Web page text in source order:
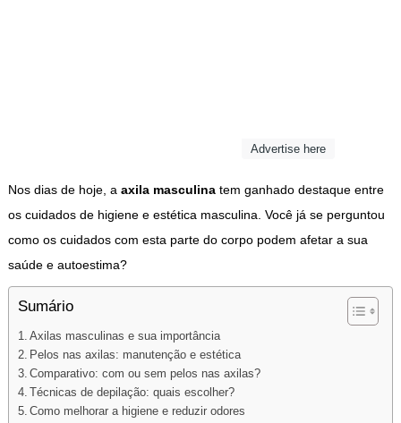
Advertise here
Nos dias de hoje, a axila masculinatem ganhado destaque entre
os cuidados de higiene e estética masculina. Você já se perguntou
como os cuidados com esta parte do corpo podem afetar a sua
saúde e autoestima?
Sumário
Axilas masculinas e sua importância
Pelos nas axilas: manutenção e estética
Comparativo: com ou sem pelos nas axilas?
Técnicas de depilação: quais escolher?
Como melhorar a higiene e reduzir odores